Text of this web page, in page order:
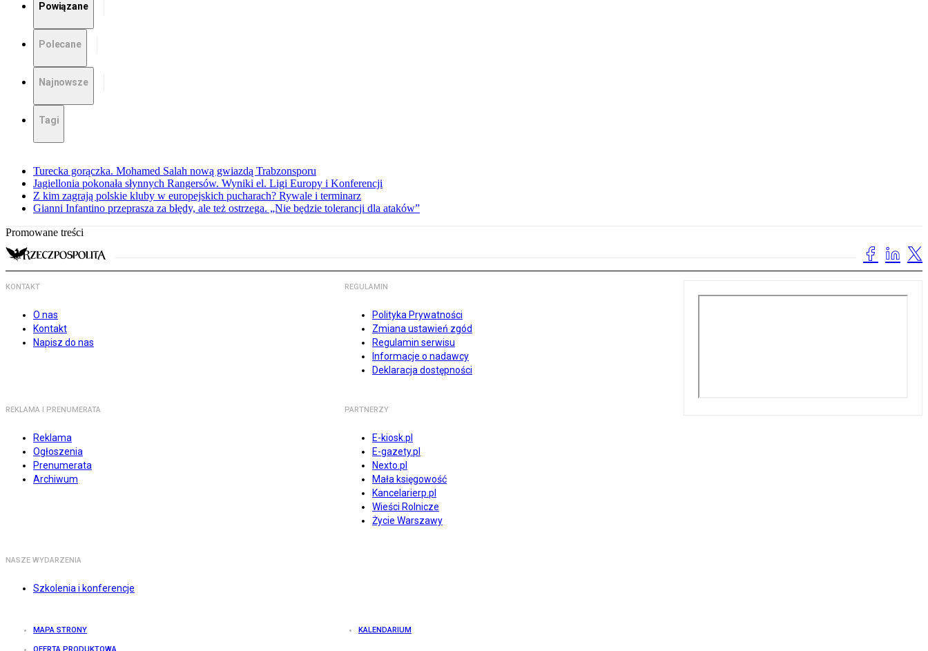
Powiązane
Polecane
Najnowsze
Tagi
Turecka gorączka. Mohamed Salah nową gwiazdą Trabzonsporu
Jagiellonia pokonała słynnych Rangersów. Wyniki el. Ligi Europy i Konferencji
Z kim zagrają polskie kluby w europejskich pucharach? Rywale i terminarz
Gianni Infantino przeprasza za błędy, ale też ostrzega. „Nie będzie tolerancji dla ataków”
Promowane treści
KONTAKT
O nas
Kontakt
Napisz do nas
REGULAMIN
Polityka Prywatności
Zmiana ustawień zgód
Regulamin serwisu
Informacje o nadawcy
Deklaracja dostępności
REKLAMA I PRENUMERATA
Reklama
Ogłoszenia
Prenumerata
Archiwum
PARTNERZY
E-kiosk.pl
E-gazety.pl
Nexto.pl
Mała księgowość
Kancelarierp.pl
Wieści Rolnicze
Życie Warszawy
NASZE WYDARZENIA
Szkolenia i konferencje
MAPA STRONY KALENDARIUM